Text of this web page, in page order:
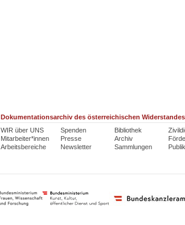
Dokumentationsarchiv des österreichischen Widerstandes
WIR über UNS
Mitarbeiter*innen
Arbeitsbereiche
Spenden
Presse
Newsletter
Bibliothek
Archiv
Sammlungen